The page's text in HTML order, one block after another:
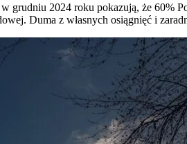
grudniu 2024 roku pokazują, że
Duma z własnych osiągnięć i